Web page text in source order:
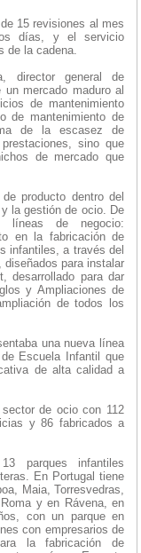
15 revisiones al mes
días, y el servicio
de la cadena.
director general de
mercado maduro al
de mantenimiento
de mantenimiento de
de la escasez de
sino que
de mercado que
producto dentro del
la gestión de ocio. De
líneas de negocio:
en la fabricación de
infantiles, a través del
para instalar
desarrollado para dar
y Ampliaciones de
de todos los
una nueva línea
Escuela Infantil que
de alta calidad a
de ocio con 112
y 86 fabricados a
parques infantiles
En Portugal tiene
Maia, Torresvedras,
y en Rávena, en
con un parque en
con empresarios de
la fabricación de